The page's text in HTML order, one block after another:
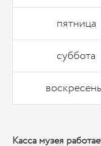
пятница
суббота
Касса музея